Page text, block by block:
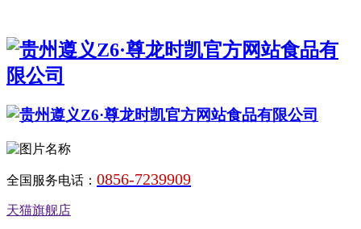
全国服务电话： 0856-7239909
天猫旗舰店